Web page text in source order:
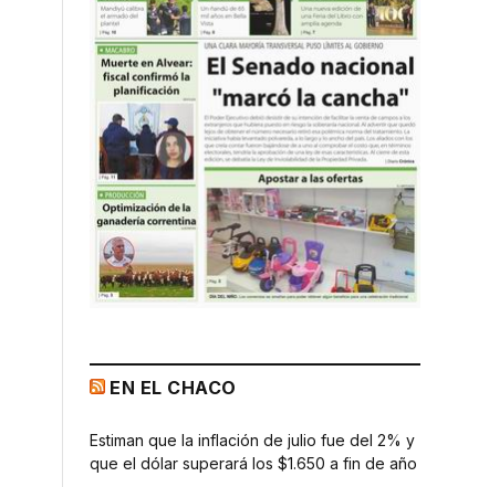
EN EL CHACO
Estiman que la inflación de julio fue del 2% y
que el dólar superará los $1.650 a fin de año